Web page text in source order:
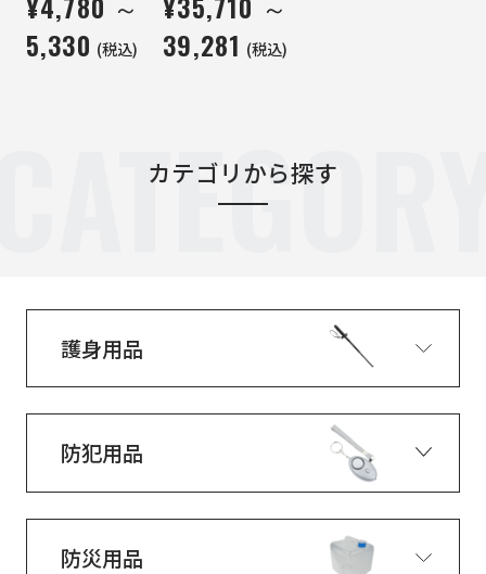
5,330 (税込)
39,281 (税込)
カテゴリから探す
護身用品
防犯用品
防災用品